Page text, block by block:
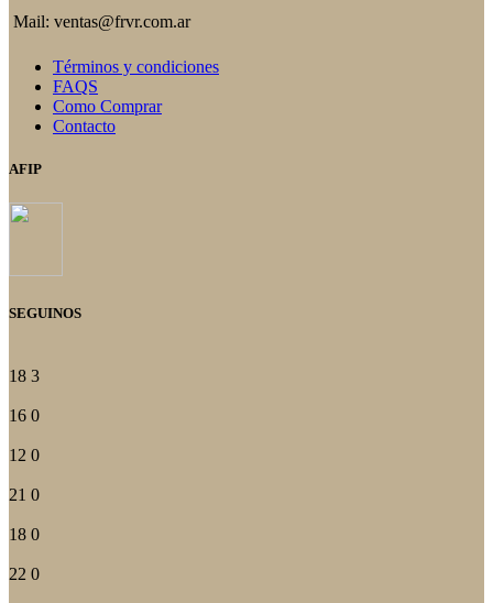
Mail: ventas@frvr.com.ar
Términos y condiciones
FAQS
Como Comprar
Contacto
AFIP
SEGUINOS
18 3
16 0
12 0
21 0
18 0
22 0